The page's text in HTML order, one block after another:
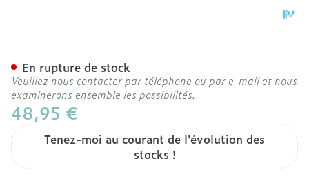
48,95 €
Tenez-moi au courant de l'évolution des
stocks !
En rupture de stock
Veuillez nous contacter par téléphone ou par e-mail et nous
examinerons ensemble les possibilités.